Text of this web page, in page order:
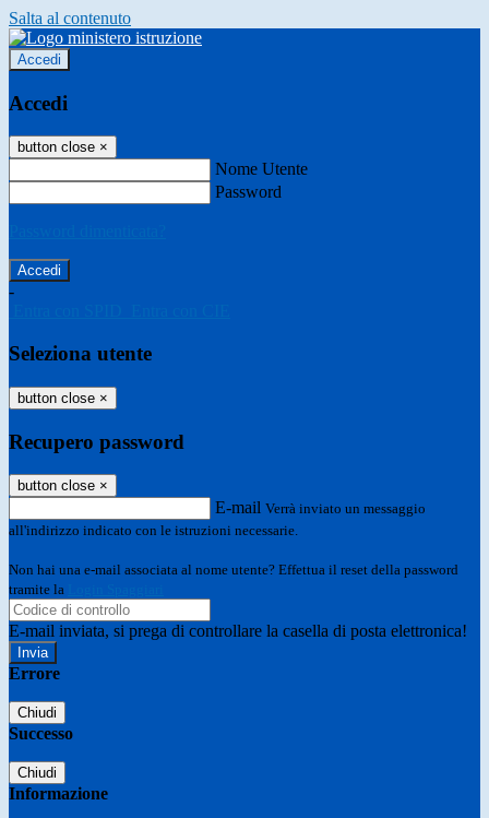
Salta al contenuto
Accedi
Accedi
button close ×
Nome Utente
Password
-
Seleziona utente
button close ×
Recupero password
button close ×
E-mail Verrà inviato un messaggio
all'indirizzo indicato con le istruzioni necessarie.
Non hai una e-mail associata al nome utente? Effettua il reset della password
tramite la
E-mail inviata, si prega di controllare la casella di posta elettronica!
Errore
Chiudi
Successo
Chiudi
Informazione